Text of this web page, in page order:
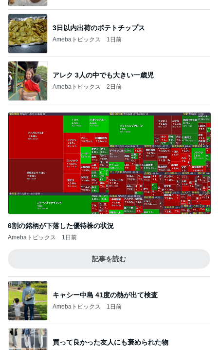
3日以内出荷のポテトチップス
Amebaトピックス 1日前
アレク 3人の中でも大きい一歳児
Amebaトピックス 2日前
6割の銘柄が下落した優待株の状況
Amebaトピックス 1日前
記事を読む
キャシー中島 41度の熱が出て検査
Amebaトピックス 1日前
買って良かった友人にも褒められた物